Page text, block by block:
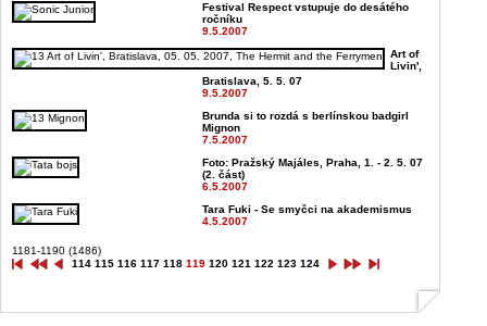
Festival Respect vstupuje do desátého
ročníku
9.5.2007
Art of
Livin',
Bratislava, 5. 5. 07
9.5.2007
Brunda si to rozdá s berlínskou badgirl
Mignon
7.5.2007
Foto: Pražský Majáles, Praha, 1. - 2. 5. 07
(2. část)
6.5.2007
Tara Fuki - Se smyčci na akademismus
4.5.2007
1181-1190 (1486)
114 115 116 117 118 119 120 121 122 123 124